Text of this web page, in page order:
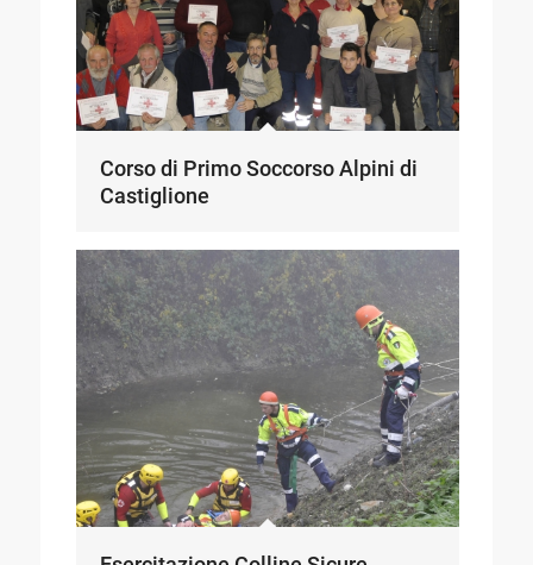
Corso di Primo Soccorso Alpini di
Castiglione